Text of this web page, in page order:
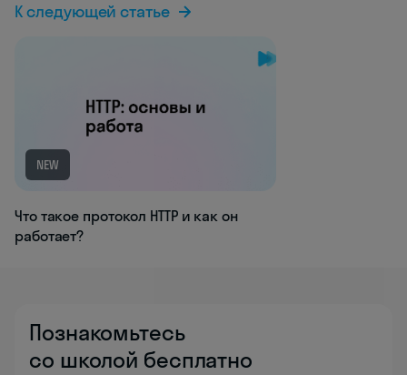
К следующей статье
NEW
Что такое протокол HTTP и как он
работает?
Познакомьтесь
со школой бесплатно